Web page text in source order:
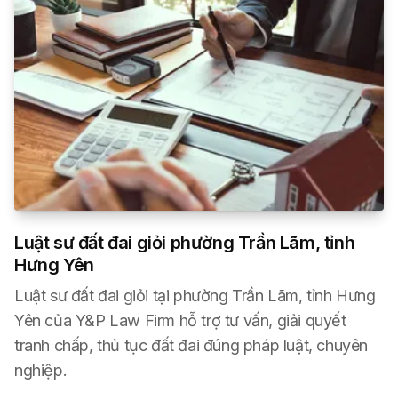
Luật sư đất đai giỏi phường Trần Lãm, tỉnh
Hưng Yên
Luật sư đất đai giỏi tại phường Trần Lãm, tỉnh Hưng
Yên của Y&P Law Firm hỗ trợ tư vấn, giải quyết
tranh chấp, thủ tục đất đai đúng pháp luật, chuyên
nghiệp.